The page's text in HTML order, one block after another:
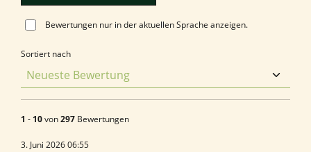
Bewertungen nur in der aktuellen Sprache anzeigen.
Sortiert nach
1 - 10von297 Bewertungen
3. Juni 2026 06:55